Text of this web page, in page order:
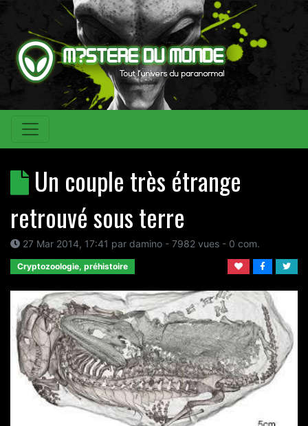
Un couple très étrange
retrouvé sous terre
27 Mar 2014, 17:41 par damino - 7982 vues - 0 com.
Cryptozoologie, préhistoire